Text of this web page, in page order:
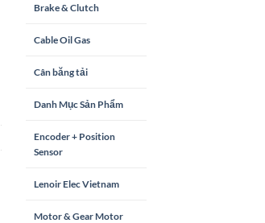
Brake & Clutch
Cable Oil Gas
Cân băng tải
Danh Mục Sản Phẩm
Encoder + Position
Sensor
Lenoir Elec Vietnam
Motor & Gear Motor